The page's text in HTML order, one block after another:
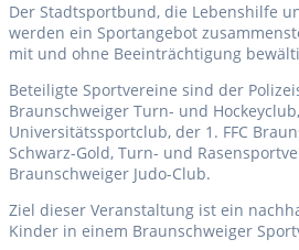
Der Stadtsportbund, die Lebenshilfe
werden ein Sportangebot
mit und ohne Beeinträchtigung
Beteiligte Sportvereine sind der
Braunschweiger Turn- und
Universitätssportclub, der 1. FFC
Schwarz-Gold, Turn- und
Braunschweiger Judo-Club.
Ziel dieser Veranstaltung ist ein
Kinder in einem Braunschweiger